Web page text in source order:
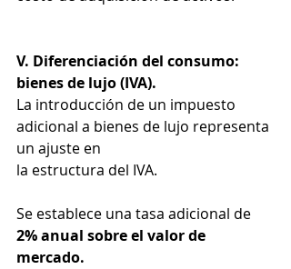
V. Diferenciación del consumo:
bienes de lujo (IVA).
La introducción de un impuesto
adicional a bienes de lujo representa
un ajuste en
la estructura del IVA.
Se establece una tasa adicional de
2% anual sobre el valor de
mercado.